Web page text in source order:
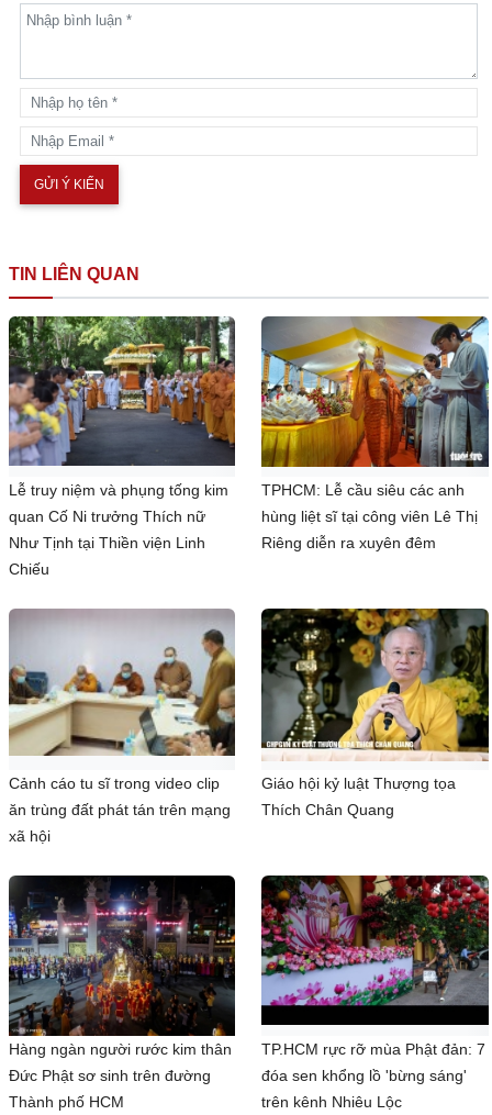
TIN LIÊN QUAN
Lễ truy niệm và phụng tống kim
quan Cố Ni trưởng Thích nữ
Như Tịnh tại Thiền viện Linh
Chiếu
TPHCM: Lễ cầu siêu các anh
hùng liệt sĩ tại công viên Lê Thị
Riêng diễn ra xuyên đêm
Cảnh cáo tu sĩ trong video clip
ăn trùng đất phát tán trên mạng
xã hội
Giáo hội kỷ luật Thượng tọa
Thích Chân Quang
Hàng ngàn người rước kim thân
Đức Phật sơ sinh trên đường
Thành phố HCM
TP.HCM rực rỡ mùa Phật đản: 7
đóa sen khổng lồ 'bừng sáng'
trên kênh Nhiêu Lộc